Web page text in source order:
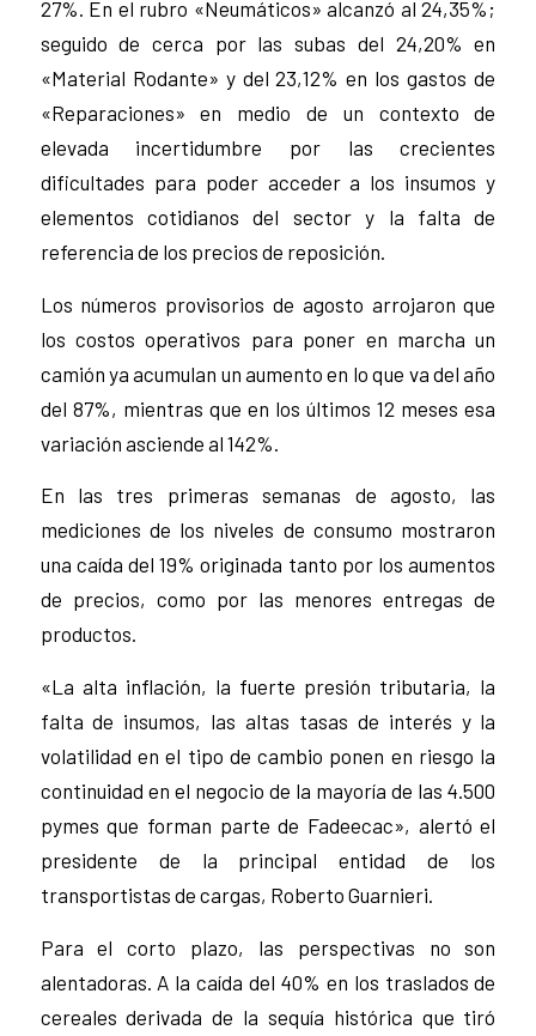
27%. En el rubro «Neumáticos» alcanzó al 24,35%;
seguido de cerca por las subas del 24,20% en
«Material Rodante» y del 23,12% en los gastos de
«Reparaciones» en medio de un contexto de
elevada incertidumbre por las crecientes
dificultades para poder acceder a los insumos y
elementos cotidianos del sector y la falta de
referencia de los precios de reposición.
Los números provisorios de agosto arrojaron que
los costos operativos para poner en marcha un
camión ya acumulan un aumento en lo que va del año
del 87%, mientras que en los últimos 12 meses esa
variación asciende al 142%.
En las tres primeras semanas de agosto, las
mediciones de los niveles de consumo mostraron
una caída del 19% originada tanto por los aumentos
de precios, como por las menores entregas de
productos.
«La alta inflación, la fuerte presión tributaria, la
falta de insumos, las altas tasas de interés y la
volatilidad en el tipo de cambio ponen en riesgo la
continuidad en el negocio de la mayoría de las 4.500
pymes que forman parte de Fadeecac», alertó el
presidente de la principal entidad de los
transportistas de cargas, Roberto Guarnieri.
Para el corto plazo, las perspectivas no son
alentadoras. A la caída del 40% en los traslados de
cereales derivada de la sequía histórica que tiró